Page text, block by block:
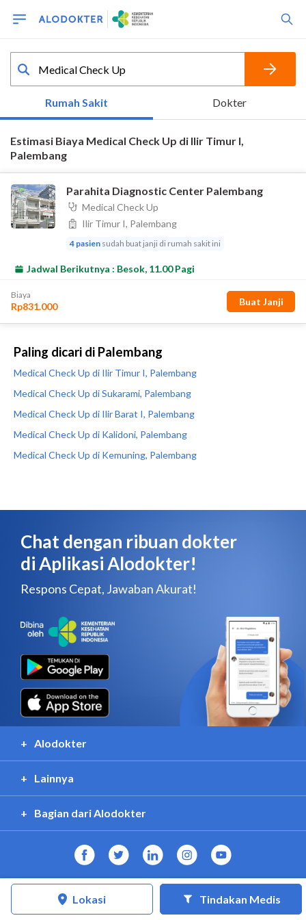
Paling dicari di Palembang
Medical Check Up di Ilir Timur I, Palembang
Medical Check Up di Sukarami, Palembang
Medical Check Up di Ilir Barat I, Palembang
Medical Check Up di Kalidoni, Palembang
Medical Check Up di Kemuning, Palembang